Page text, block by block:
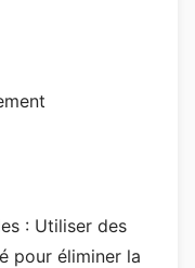
: Utiliser des
pour éliminer la